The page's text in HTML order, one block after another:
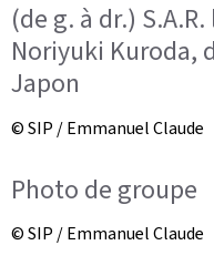
(de g. à dr.)
Noriyuki Kuroda,
Japon
© SIP / Emmanuel Claude
Photo de groupe
© SIP / Emmanuel Claude